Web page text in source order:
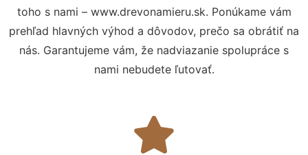
toho s nami – www.drevonamieru.sk. Ponúkame vám
prehľad hlavných výhod a dôvodov, prečo sa obrátiť na
nás. Garantujeme vám, že nadviazanie spolupráce s
nami nebudete ľutovať.